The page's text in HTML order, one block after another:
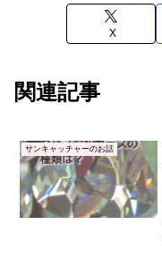
X
関連記事
サンキャッチャーのお話